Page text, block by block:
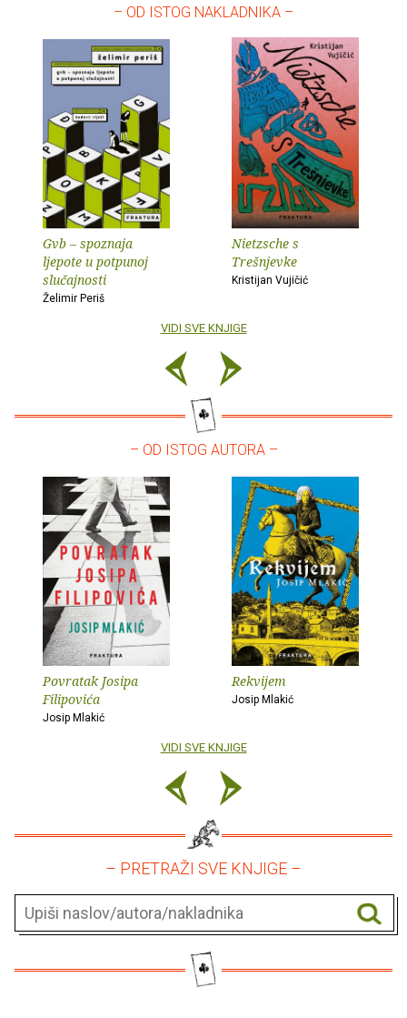
– OD ISTOG NAKLADNIKA –
Gvb – spoznaja
ljepote u potpunoj
slučajnosti
Želimir Periš
Nietzsche s
Trešnjevke
Kristijan Vujičić
VIDI SVE KNJIGE
– OD ISTOG AUTORA –
Povratak Josipa
Filipovića
Josip Mlakić
Rekvijem
Josip Mlakić
VIDI SVE KNJIGE
– PRETRAŽI SVE KNJIGE –